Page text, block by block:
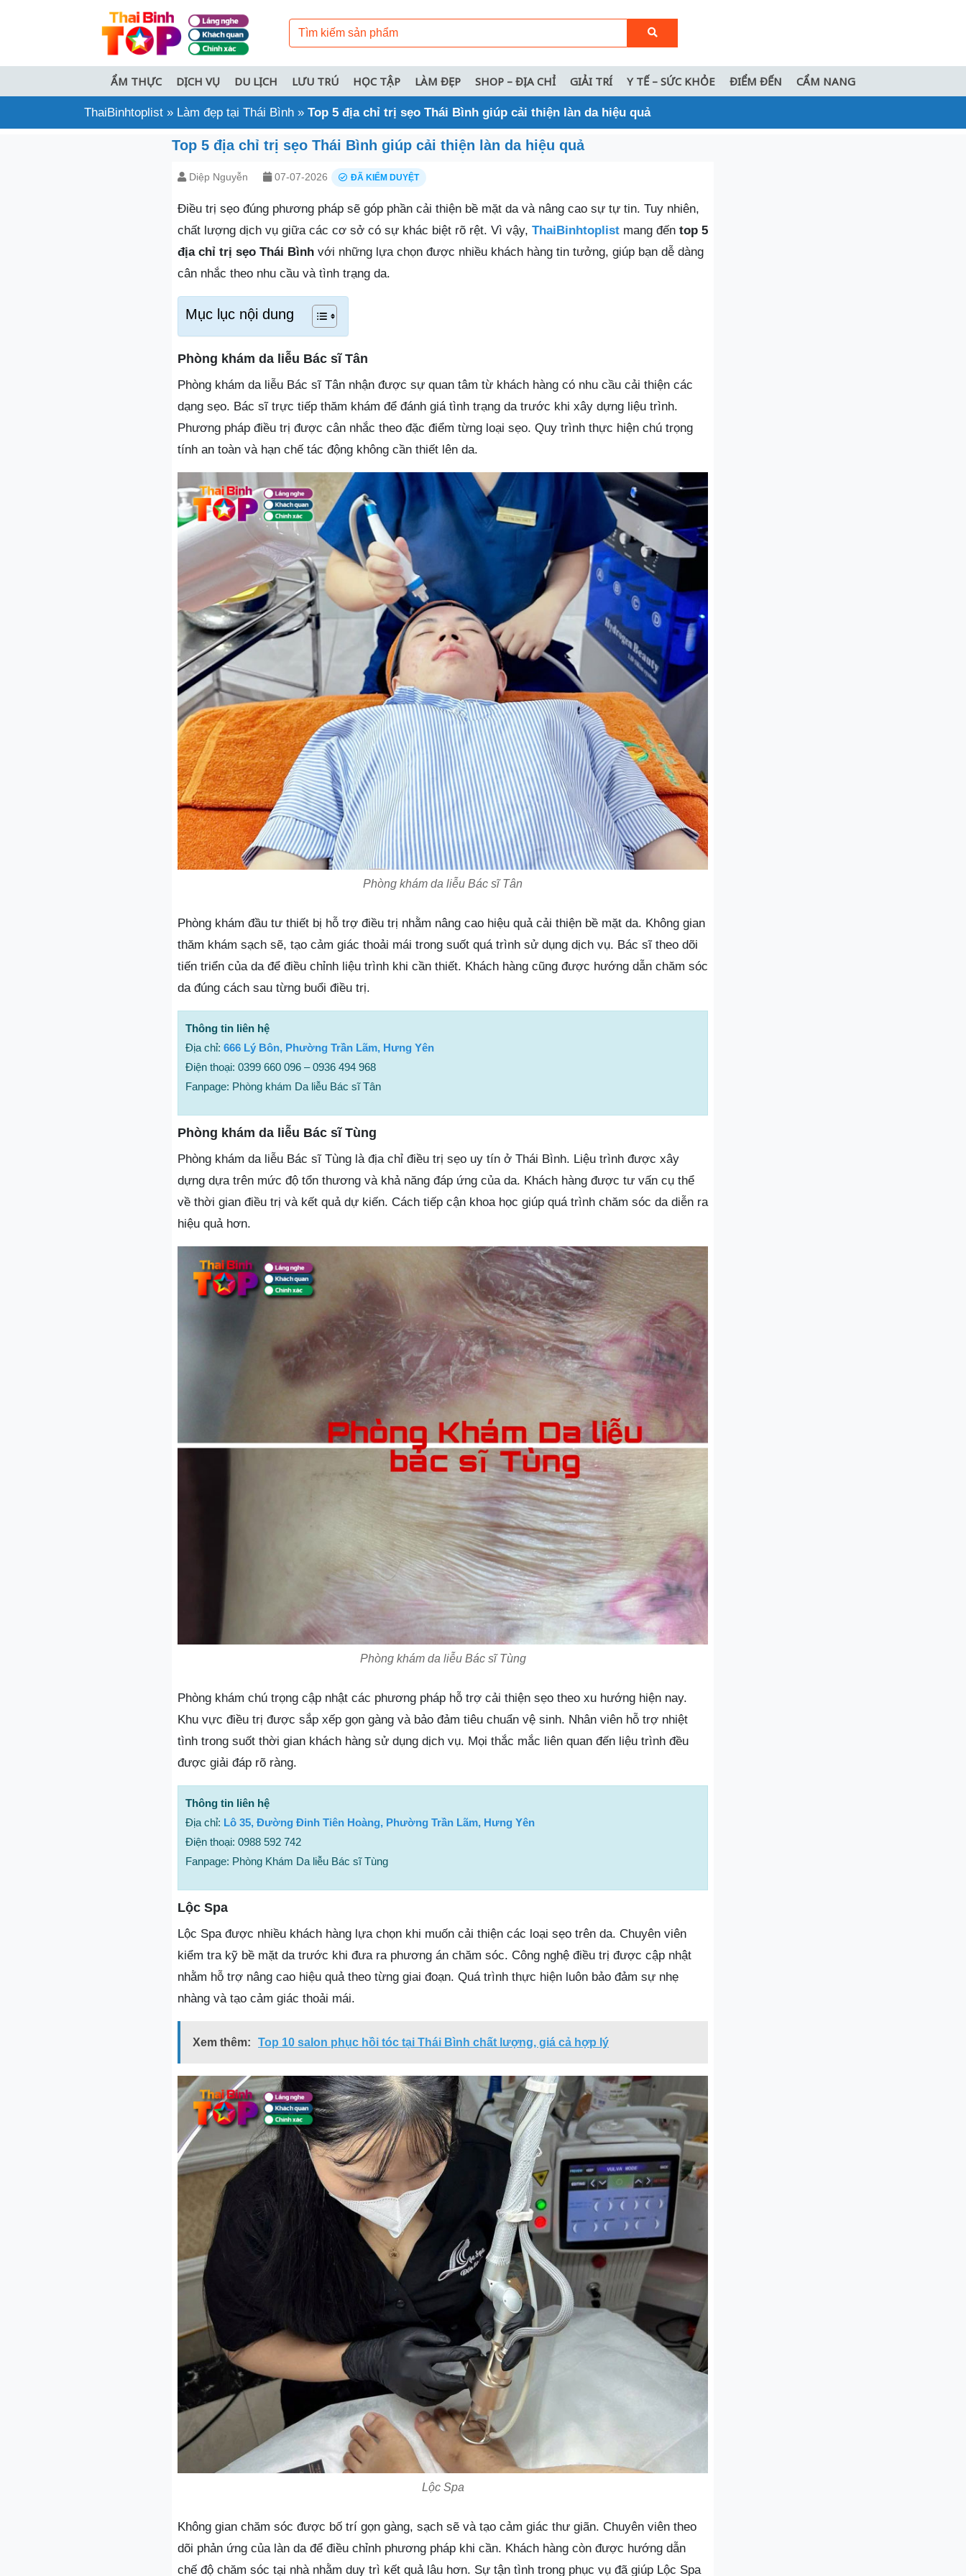
ẨM THỰC DỊCH VỤ DU LỊCH LƯU TRÚ HỌC TẬP LÀM ĐẸP SHOP – ĐỊA CHỈ GIẢI TRÍ Y TẾ – SỨC KHỎE ĐIỂM ĐẾN CẨM NANG
ThaiBinhtoplist » Làm đẹp tại Thái Bình » Top 5 địa chỉ trị sẹo Thái Bình giúp cải thiện làn da hiệu quả
Top 5 địa chỉ trị sẹo Thái Bình giúp cải thiện làn da hiệu quả
Diệp Nguyễn 07-07-2026 ĐÃ KIỂM DUYỆT
Điều trị sẹo đúng phương pháp sẽ góp phần cải thiện bề mặt da và nâng cao sự tự tin. Tuy nhiên,
chất lượng dịch vụ giữa các cơ sở có sự khác biệt rõ rệt. Vì vậy, ThaiBinhtoplist mang đến top 5
địa chỉ trị sẹo Thái Bình với những lựa chọn được nhiều khách hàng tin tưởng, giúp bạn dễ dàng
cân nhắc theo nhu cầu và tình trạng da.
Mục lục nội dung
Phòng khám da liễu Bác sĩ Tân
Phòng khám da liễu Bác sĩ Tân nhận được sự quan tâm từ khách hàng có nhu cầu cải thiện các
dạng sẹo. Bác sĩ trực tiếp thăm khám để đánh giá tình trạng da trước khi xây dựng liệu trình.
Phương pháp điều trị được cân nhắc theo đặc điểm từng loại sẹo. Quy trình thực hiện chú trọng
tính an toàn và hạn chế tác động không cần thiết lên da.
Phòng khám da liễu Bác sĩ Tân
Phòng khám đầu tư thiết bị hỗ trợ điều trị nhằm nâng cao hiệu quả cải thiện bề mặt da. Không gian
thăm khám sạch sẽ, tạo cảm giác thoải mái trong suốt quá trình sử dụng dịch vụ. Bác sĩ theo dõi
tiến triển của da để điều chỉnh liệu trình khi cần thiết. Khách hàng cũng được hướng dẫn chăm sóc
da đúng cách sau từng buổi điều trị.
Thông tin liên hệ
Địa chỉ: 666 Lý Bôn, Phường Trần Lãm, Hưng Yên
Điện thoại: 0399 660 096 – 0936 494 968
Fanpage: Phòng khám Da liễu Bác sĩ Tân
Phòng khám da liễu Bác sĩ Tùng
Phòng khám da liễu Bác sĩ Tùng là địa chỉ điều trị sẹo uy tín ở Thái Bình. Liệu trình được xây
dựng dựa trên mức độ tổn thương và khả năng đáp ứng của da. Khách hàng được tư vấn cụ thể
về thời gian điều trị và kết quả dự kiến. Cách tiếp cận khoa học giúp quá trình chăm sóc da diễn ra
hiệu quả hơn.
Phòng khám da liễu Bác sĩ Tùng
Phòng khám chú trọng cập nhật các phương pháp hỗ trợ cải thiện sẹo theo xu hướng hiện nay.
Khu vực điều trị được sắp xếp gọn gàng và bảo đảm tiêu chuẩn vệ sinh. Nhân viên hỗ trợ nhiệt
tình trong suốt thời gian khách hàng sử dụng dịch vụ. Mọi thắc mắc liên quan đến liệu trình đều
được giải đáp rõ ràng.
Thông tin liên hệ
Địa chỉ: Lô 35, Đường Đinh Tiên Hoàng, Phường Trần Lãm, Hưng Yên
Điện thoại: 0988 592 742
Fanpage: Phòng Khám Da liễu Bác sĩ Tùng
Lộc Spa
Lộc Spa được nhiều khách hàng lựa chọn khi muốn cải thiện các loại sẹo trên da. Chuyên viên
kiểm tra kỹ bề mặt da trước khi đưa ra phương án chăm sóc. Công nghệ điều trị được cập nhật
nhằm hỗ trợ nâng cao hiệu quả theo từng giai đoạn. Quá trình thực hiện luôn bảo đảm sự nhẹ
nhàng và tạo cảm giác thoải mái.
Xem thêm: Top 10 salon phục hồi tóc tại Thái Bình chất lượng, giá cả hợp lý
Lộc Spa
Không gian chăm sóc được bố trí gọn gàng, sạch sẽ và tạo cảm giác thư giãn. Chuyên viên theo
dõi phản ứng của làn da để điều chỉnh phương pháp khi cần. Khách hàng còn được hướng dẫn
chế độ chăm sóc tại nhà nhằm duy trì kết quả lâu hơn. Sự tận tình trong phục vụ đã giúp Lộc Spa